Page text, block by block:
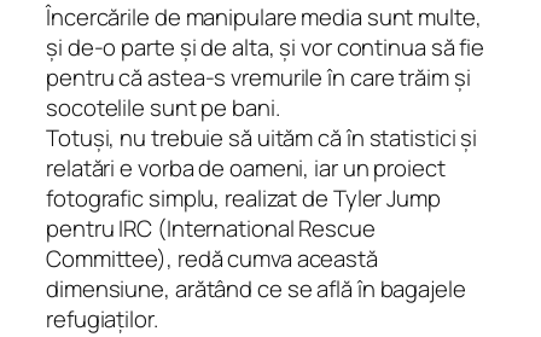
Încercările de manipulare media sunt multe,
și de-o parte și de alta, și vor continua să fie
pentru că astea-s vremurile în care trăim și
socotelile sunt pe bani.
Totuși, nu trebuie să uităm că în statistici și
relatări e vorba de oameni, iar un proiect
fotografic simplu, realizat de Tyler Jump
pentru IRC (International Rescue
Committee), redă cumva această
dimensiune, arătând ce se află în bagajele
refugiaților.